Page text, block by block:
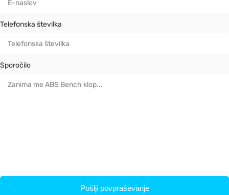
Telefonska številka
Sporočilo
Pošlji povpraševanje